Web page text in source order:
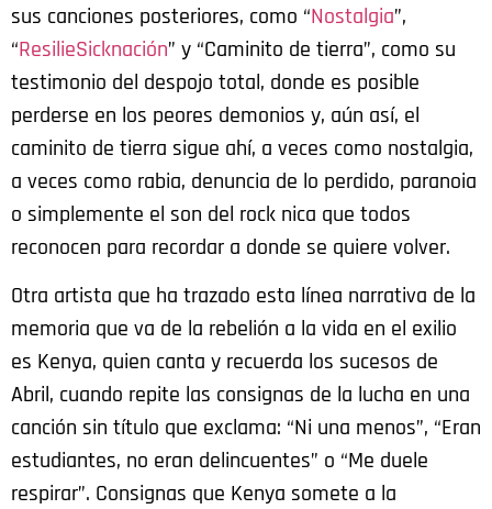
sus canciones posteriores, como “Nostalgia”,
“ResilieSicknación” y “Caminito de tierra”, como su
testimonio del despojo total, donde es posible
perderse en los peores demonios y, aún así, el
caminito de tierra sigue ahí, a veces como nostalgia,
a veces como rabia, denuncia de lo perdido, paranoia
o simplemente el son del rock nica que todos
reconocen para recordar a donde se quiere volver.
Otra artista que ha trazado esta línea narrativa de la
memoria que va de la rebelión a la vida en el exilio
es Kenya, quien canta y recuerda los sucesos de
Abril, cuando repite las consignas de la lucha en una
canción sin título que exclama: “Ni una menos”, “Eran
estudiantes, no eran delincuentes” o “Me duele
respirar”. Consignas que Kenya somete a la